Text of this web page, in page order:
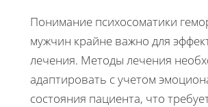
Понимание психосоматики
мужчин крайне важно для
лечения. Методы лечения
адаптировать с учетом
состояния пациента, что